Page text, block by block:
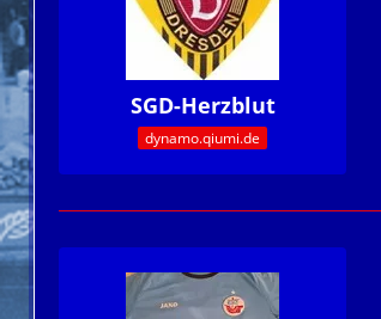
SGD-Herzblut
dynamo.qiumi.de